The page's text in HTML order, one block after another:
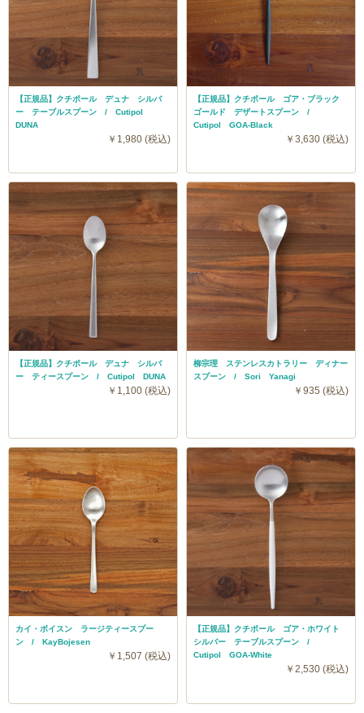
【正規品】クチポール デュナ シルバ
ー テーブルスプーン / Cutipol
DUNA
￥1,980 (税込)
【正規品】クチポール ゴア・ブラック
ゴールド デザートスプーン /
Cutipol GOA-Black
￥3,630 (税込)
【正規品】クチポール デュナ シルバ
ー ティースプーン / Cutipol DUNA
￥1,100 (税込)
柳宗理 ステンレスカトラリー ディナー
スプーン / Sori Yanagi
￥935 (税込)
カイ・ボイスン ラージティースプー
ン / KayBojesen
￥1,507 (税込)
【正規品】クチポール ゴア・ホワイト
シルバー テーブルスプーン /
Cutipol GOA-White
￥2,530 (税込)